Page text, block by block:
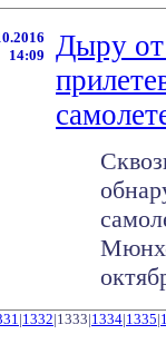
14:09
Дыру
|1332|1333|1334|1335|